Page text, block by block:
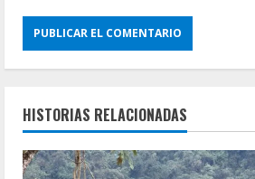
HISTORIAS RELACIONADAS